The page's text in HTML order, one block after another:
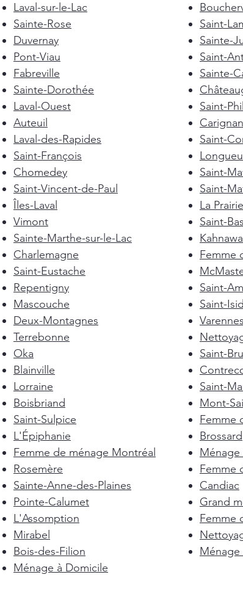
Laval-sur-le-Lac
Sainte-Rose
Duvernay
Pont-Viau
Fabreville
Sainte-Dorothée
Laval-Ouest
Auteuil
Laval-des-Rapides
Saint-François
Chomedey
Saint-Vincent-de-Paul
Îles-Laval
Vimont
Sainte-Marthe-sur-le-Lac
Charlemagne
Saint-Eustache
Repentigny
Mascouche
Deux-Montagnes
Terrebonne
Oka
Blainville
Lorraine
Boisbriand
Saint-Sulpice
L'Épiphanie
Femme de ménage Montréal
Rosemère
Sainte-Anne-des-Plaines
Pointe-Calumet
L'Assomption
Mirabel
Bois-des-Filion
Ménage à Domicile
Saint-
Sainte-
Saint-
Sainte-
Saint-
Carignan
Saint-
Saint-
Saint-
La Prairie
Saint-
Femme
Saint-
Saint-
Varennes
Saint-
Saint-
Mont-
Femme
Brossard
Ménage
Femme
Candiac
Grand
Femme